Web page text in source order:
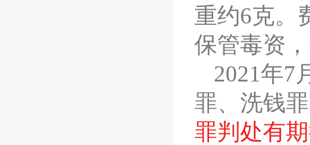
重约6克。
保管毒资
2021年7
罪、洗钱
罪判处有